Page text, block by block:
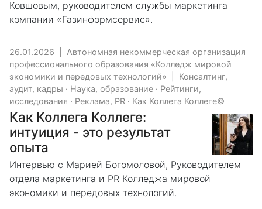
Ковшовым, руководителем службы маркетинга
компании «Газинформсервис».
26.01.2026
Автономная некоммерческая организация
профессионального образования «Колледж мировой
экономики и передовых технологий»
Консалтинг,
аудит, кадры · Наука, образование · Рейтинги,
исследования · Реклама, PR · Как Коллега Коллеге©
Как Коллега Коллеге:
интуиция - это результат
опыта
Интервью с Марией Богомоловой, Руководителем
отдела маркетинга и PR Колледжа мировой
экономики и передовых технологий.